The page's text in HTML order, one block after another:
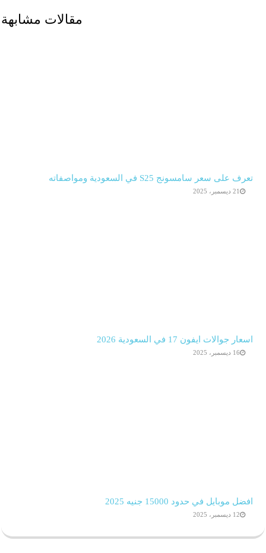
مقالات مشابهة
تعرف على سعر سامسونج S25 في السعودية ومواصفاته
21 ديسمبر، 2025
اسعار جوالات ايفون 17 في السعودية 2026
16 ديسمبر، 2025
افضل موبايل في حدود 15000 جنيه 2025
12 ديسمبر، 2025